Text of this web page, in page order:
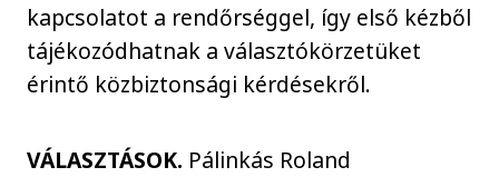
kapcsolatot a rendőrséggel, így első kézből
tájékozódhatnak a választókörzetüket
érintő közbiztonsági kérdésekről.
VÁLASZTÁSOK. Pálinkás Roland